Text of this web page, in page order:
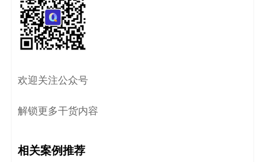
码
解
决
_
欢迎关注公众号
解锁更多干货内容
相关案例推荐